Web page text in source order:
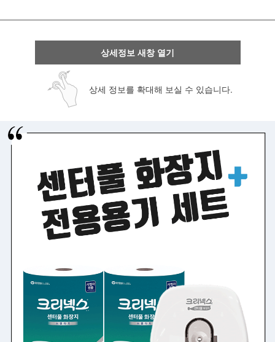
상세정보 새창 열기
상세 정보를 확대해 보실 수 있습니다.